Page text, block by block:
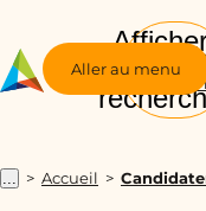
Aller au menu
la
... Accueil